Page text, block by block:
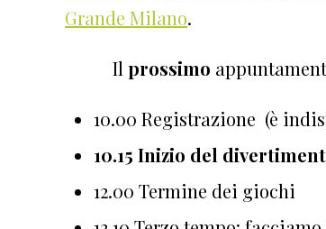
Grande Milano.
Il prossimo
10.00 Registrazione (è
10.15 Inizio del
12.00 Termine dei giochi